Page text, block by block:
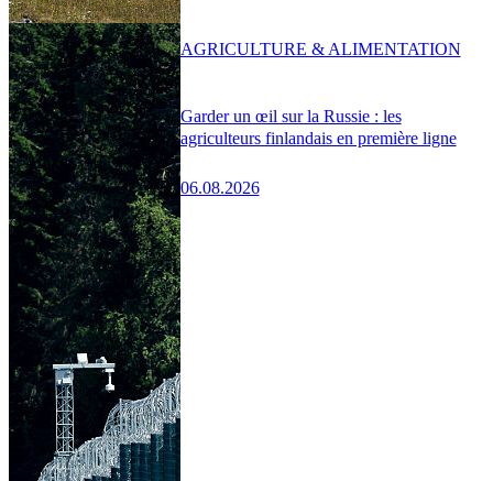
Garder un œil sur la Russie : les
agriculteurs finlandais en première ligne
06.08.2026
AGRICULTURE & ALIMENTATION